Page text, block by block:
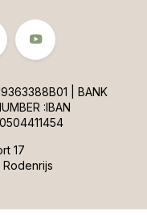
17
| BANK
:IBAN